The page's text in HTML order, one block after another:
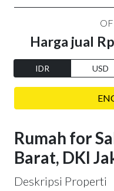
Harga jual
IDR USD
Rumah for
Barat, DKI
Deskripsi Properti